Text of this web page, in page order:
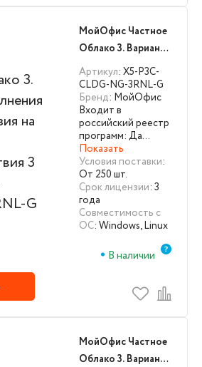
МойОфис Частное
Облако 3. Вариант
исполнения ГОСТ.
Лицензия на
Обновление
сроком действия 3
года X5-P3C-CLDG-
NG-3RNL-G
Артикул: X5-P3C-
CLDG-NG-3RNL-G
Бренд: МойОфис
Входит в
российский реестр
программ: Да…
Показать
Условия поставки:
От 250 шт.
Срок лицензии: 3
года
Совместимость с
ОС: Windows, Linux
В наличии
МойОфис Частное
Облако 3. Вариант